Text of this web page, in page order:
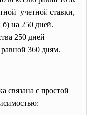
учетной ставки,
б) на 250 дней.
250 дней
360 дням.
связана с простой